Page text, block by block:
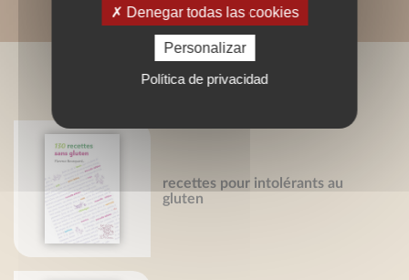
LIVRES ASSOCIÉS
recettes pour intolérants au
gluten
Denegar todas las cookies
Personalizar
Política de privacidad